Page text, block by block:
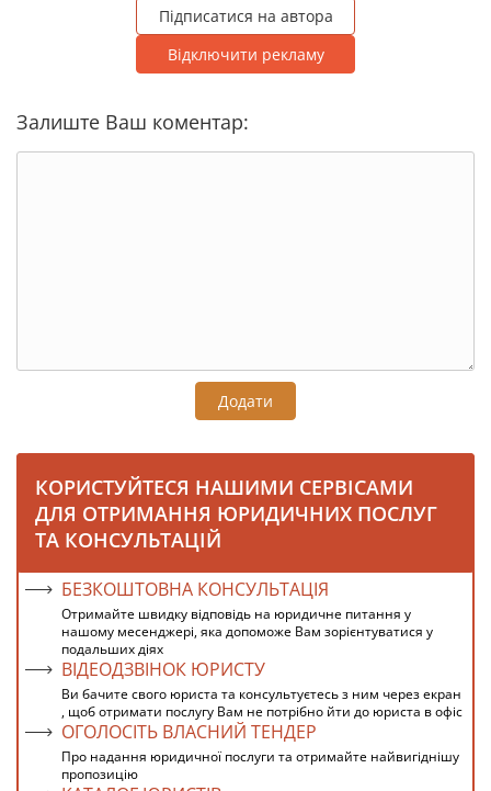
Підписатися на автора
Відключити рекламу
Залиште Ваш коментар:
Додати
КОРИСТУЙТЕСЯ НАШИМИ СЕРВІСАМИ
ДЛЯ ОТРИМАННЯ ЮРИДИЧНИХ ПОСЛУГ
ТА КОНСУЛЬТАЦІЙ
БЕЗКОШТОВНА КОНСУЛЬТАЦІЯ
Отримайте швидку відповідь на юридичне питання у
нашому месенджері, яка допоможе Вам зорієнтуватися у
подальших діях
ВІДЕОДЗВІНОК ЮРИСТУ
Ви бачите свого юриста та консультуєтесь з ним через екран
, щоб отримати послугу Вам не потрібно йти до юриста в офіс
ОГОЛОСІТЬ ВЛАСНИЙ ТЕНДЕР
Про надання юридичної послуги та отримайте найвигіднішу
пропозицію